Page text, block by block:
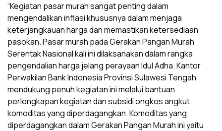
“Kegiatan pasar murah sangat penting dalam
mengendalikan inflasi khususnya dalam menjaga
keterjangkauan harga dan memastikan ketersediaan
pasokan. Pasar murah pada Gerakan Pangan Murah
Serentak Nasional kali ini dilaksanakan dalam rangka
pengendalian harga jelang perayaan Idul Adha. Kantor
Perwakilan Bank Indonesia Provinsi Sulawesi Tengah
mendukung penuh kegiatan ini melalui bantuan
perlengkapan kegiatan dan subsidi ongkos angkut
komoditas yang diperdagangkan. Komoditas yang
diperdagangkan dalam Gerakan Pangan Murah ini yaitu